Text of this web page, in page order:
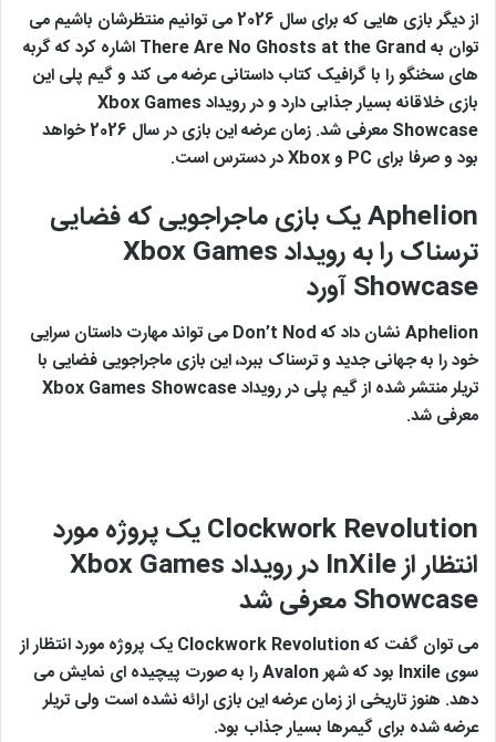
از دیگر بازی هایی که برای سال 2026 می توانیم منتظرشان باشیم می
توان به There Are No Ghosts at the Grand اشاره کرد که گربه
های سخنگو را با گرافیک کتاب داستانی عرضه می کند و گیم پلی این
بازی خلاقانه بسیار جذابی دارد و در رویداد Xbox Games
Showcase معرفی شد. زمان عرضه این بازی در سال 2026 خواهد
بود و صرفا برای PC و Xbox در دسترس است.
Aphelionیک بازی ماجراجویی که فضایی
ترسناک را به رویدادXbox Games
Showcaseآورد
Aphelion نشان داد که Don’t Nod می تواند مهارت داستان سرایی
خود را به جهانی جدید و ترسناک ببرد، این بازی ماجراجویی فضایی با
تریلر منتشر شده از گیم پلی در رویداد Xbox Games Showcase
معرفی شد.
Clockwork Revolutionیک پروژه مورد
انتظار ازInXile در رویدادXbox Games
Showcaseمعرفی شد
می توان گفت که Clockwork Revolution یک پروژه مورد انتظار از
سوی Inxile بود که شهر Avalon را به صورت پیچیده ای نمایش می
دهد. هنوز تاریخی از زمان عرضه این بازی ارائه نشده است ولی تریلر
عرضه شده برای گیمرها بسیار جذاب بود.